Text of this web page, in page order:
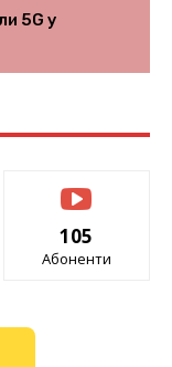
5G у
105
Абоненти